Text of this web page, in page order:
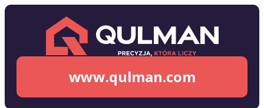
www.qulman.com